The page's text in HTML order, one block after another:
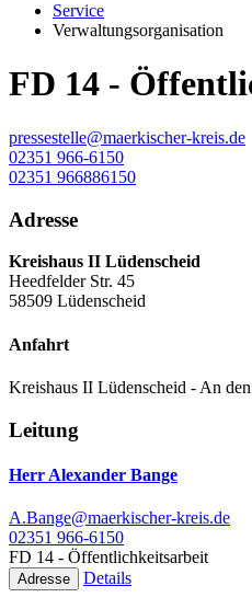
Service
Verwaltungsorganisation
FD 14 -
pressestelle@maerkischer-kreis.de
02351 966-6150
02351 966886150
Adresse
Kreishaus II Lüdenscheid
Heedfelder Str. 45
58509 Lüdenscheid
Anfahrt
Kreishaus II Lüdenscheid - An
Leitung
Herr Alexander Bange
A.Bange@maerkischer-kreis.de
02351 966-6150
FD 14 - Öffentlichkeitsarbeit
Adresse Details